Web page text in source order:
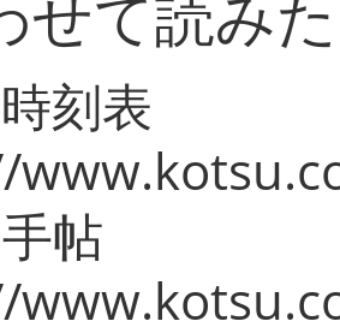
せて読み
刻表
帖